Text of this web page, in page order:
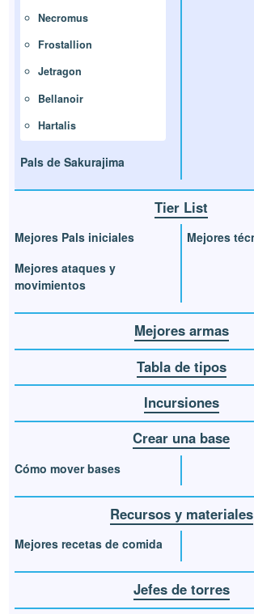
Necromus
Frostallion
Jetragon
Bellanoir
Hartalis
Pals de Sakurajima
Tier List
Mejores Pals iniciales
Mejores ataques y
movimientos
Mejores
Mejores armas
Tabla de tipos
Incursiones
Crear una base
Cómo mover bases
Recursos y materiales
Mejores recetas de comida
Jefes de torres